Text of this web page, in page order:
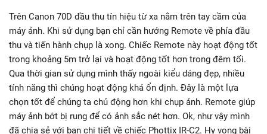
Trên Canon 70D đầu thu tín hiệu từ xa nằm trên tay cầm của
máy ảnh. Khi sử dụng bạn chỉ cần hướng Remote về phía đầu
thu và tiến hành chụp là xong. Chiếc Remote này hoạt động tốt
trong khoảng 5m trở lại và hoạt động tốt hơn trong đêm tối.
Qua thời gian sử dụng mình thấy ngoài kiểu dáng đẹp, nhiều
tính năng thì chúng hoạt động khá ổn định. Đây là một lựa
chọn tốt để chúng ta chủ động hơn khi chụp ảnh. Remote giúp
máy ảnh bớt bị rung để có ảnh sắc nét hơn. Ok, như vậy mình
đã chia sẻ với bạn chi tiết về chiếc Phottix IR-C2. Hy vọng bài